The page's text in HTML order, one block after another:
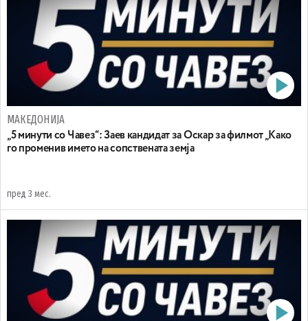
МАКЕДОНИЈА
„5 минути со Чавез“: Заев кандидат за Оскар за филмот „Како
го променив името на сопствената земја
пред 3 мес.